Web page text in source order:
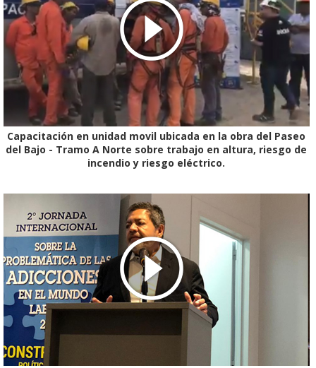
Capacitación en unidad movil ubicada en la obra del Paseo
del Bajo - Tramo A Norte sobre trabajo en altura, riesgo de
incendio y riesgo eléctrico.